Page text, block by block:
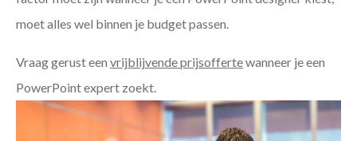
moet alles wel binnen je budget passen.
Vraag gerust een vrijblijvende prijsoffertewanneer je een
PowerPoint expert zoekt.